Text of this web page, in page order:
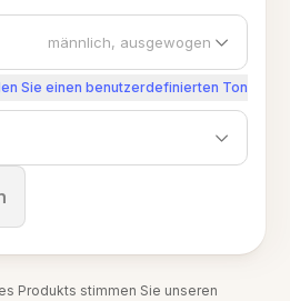
männlich, ausgewogen
Sie einen benutzerdefinierten Ton
Produkts stimmen Sie unseren